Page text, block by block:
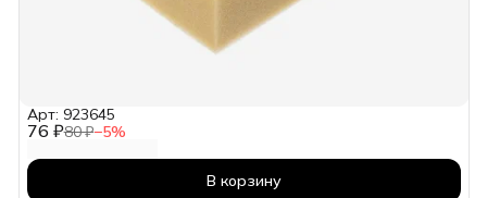
76 ₽80 ₽−5%
Арт: 923645
В корзину